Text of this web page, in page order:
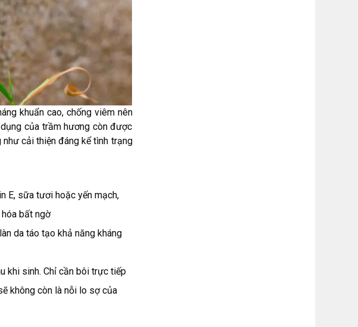
khuẩn cao, chống viêm nên
của trầm hương còn được
cải thiện đáng kể tình trạng
E, sữa tươi hoặc yến mạch,
bất ngờ
da táo tạo khả năng kháng
khi sinh. Chỉ cần bôi trực tiếp
không còn là nỗi lo sợ của